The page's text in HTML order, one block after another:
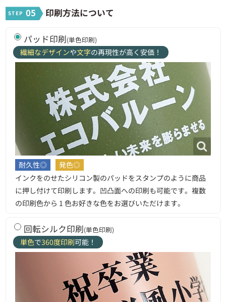
3200 ~ 4799個
05 印刷方法について
パッド印刷(単色印刷)
繊細なデザインや文字の再現性が高く安価！
耐久性◎
発色◎
インクをのせたシリコン製のパッドをスタンプのように商品
に押し付けて印刷します。凹凸面への印刷も可能です。複数
の印刷色から 1 色お好きな色をお選びいただけます。
回転シルク印刷(単色印刷)
単色で360度印刷可能！